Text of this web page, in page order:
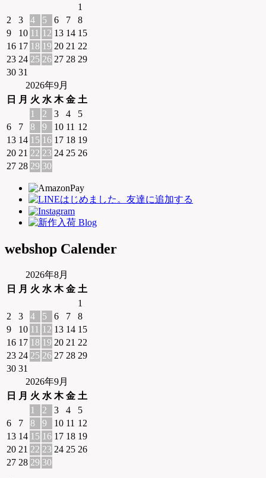
1
2
3 4 5 6 7
8
9
10 11 12 13 14 15
16 17 18 19 20 21 22
23 24 25 26 27 28 29
30 31
2026年9月
日
月 火 水 木 金 土
1
2 3 4
5
6
7 8 9 10 11 12
13 14 15 16 17 18 19
20 21 22 23 24 25 26
27 28 29 30
webshop Calender
2026年8月
日
月 火 水 木 金 土
1
2
3 4 5 6 7
8
9
10 11 12 13 14 15
16 17 18 19 20 21 22
23 24 25 26 27 28 29
30 31
2026年9月
日
月 火 水 木 金 土
1
2 3 4
5
6
7 8 9 10 11 12
13 14 15 16 17 18 19
20 21 22 23 24 25 26
27 28 29 30